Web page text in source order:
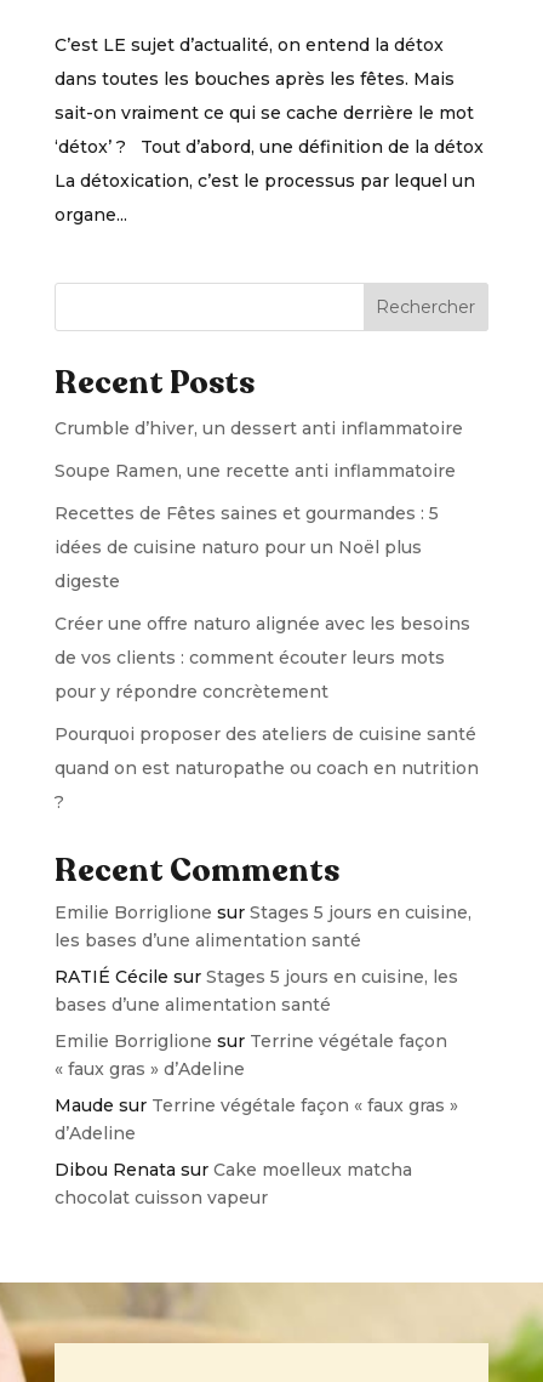
C’est LE sujet d’actualité, on entend la détox
dans toutes les bouches après les fêtes. Mais
sait-on vraiment ce qui se cache derrière le mot
‘détox’ ? Tout d’abord, une définition de la détox
La détoxication, c’est le processus par lequel un
organe...
Rechercher
Recent Posts
Crumble d’hiver, un dessert anti inflammatoire
Soupe Ramen, une recette anti inflammatoire
Recettes de Fêtes saines et gourmandes : 5
idées de cuisine naturo pour un Noël plus
digeste
Créer une offre naturo alignée avec les besoins
de vos clients : comment écouter leurs mots
pour y répondre concrètement
Pourquoi proposer des ateliers de cuisine santé
quand on est naturopathe ou coach en nutrition
?
Recent Comments
Emilie Borriglione sur Stages 5 jours en cuisine,
les bases d’une alimentation santé
RATIÉ Cécile sur Stages 5 jours en cuisine, les
bases d’une alimentation santé
Emilie Borriglione sur Terrine végétale façon
« faux gras » d’Adeline
Maude sur Terrine végétale façon « faux gras »
d’Adeline
Dibou Renata sur Cake moelleux matcha
chocolat cuisson vapeur